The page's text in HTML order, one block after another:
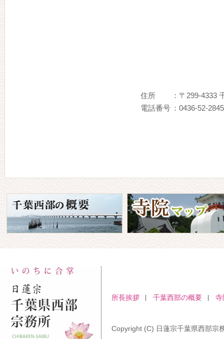
住所
：〒299-4333
電話番号 ：0436-52-
所長挨拶 千葉西部の概要 寺
Copyright (C) 日蓮宗千葉県西部宗